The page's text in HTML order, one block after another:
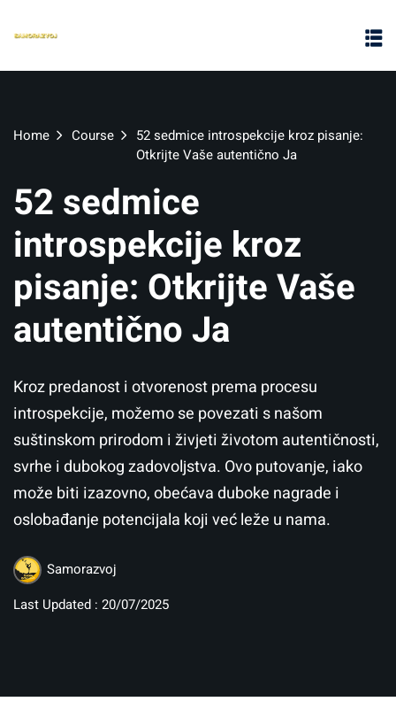
Home Course
52 sedmice introspekcije kroz pisanje:
Otkrijte Vaše autentično Ja
52 sedmice
introspekcije kroz
pisanje: Otkrijte Vaše
autentično Ja
Kroz predanost i otvorenost prema procesu
introspekcije, možemo se povezati s našom
suštinskom prirodom i živjeti životom autentičnosti,
svrhe i dubokog zadovoljstva. Ovo putovanje, iako
može biti izazovno, obećava duboke nagrade i
oslobađanje potencijala koji već leže u nama.
Samorazvoj
Last Updated : 20/07/2025